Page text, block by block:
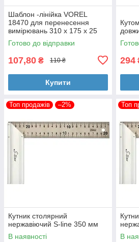
Шаблон -лінійка VOREL
18470 для перенесення
вимірювань 310 х 175 х 25
мм
Готово до відправки
107,80 ₴ 110 ₴
Купити
294
Топ продажів –2%
Кутник столярний
нержавіючий S-line 350 мм
В наявності
Топ
В